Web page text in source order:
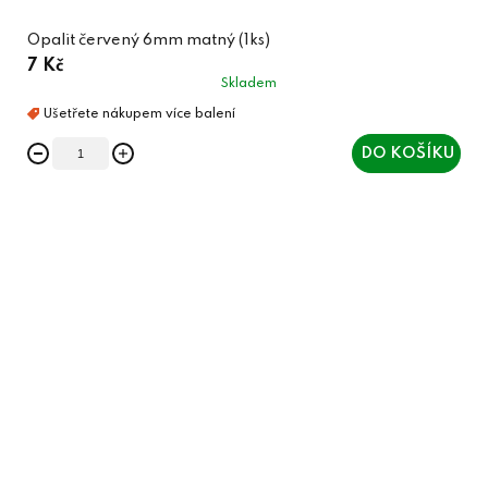
Opalit červený 6mm matný (1ks)
7 Kč
Skladem
DO KOŠÍKU